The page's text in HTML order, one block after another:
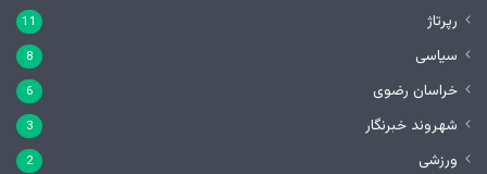
رپرتاژ 11
سیاسی 8
خراسان رضوی 6
شهروند خبرنگار 3
ورزشی 2